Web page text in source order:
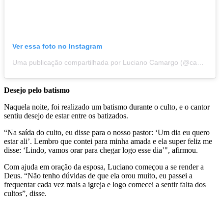
Ver essa foto no Instagram
Desejo pelo batismo
Naquela noite, foi realizado um batismo durante o culto, e o cantor
sentiu desejo de estar entre os batizados.
“Na saída do culto, eu disse para o nosso pastor: ‘Um dia eu quero
estar ali’. Lembro que contei para minha amada e ela super feliz me
disse: ‘Lindo, vamos orar para chegar logo esse dia’", afirmou.
Com ajuda em oração da esposa, Luciano começou a se render a
Deus. “Não tenho dúvidas de que ela orou muito, eu passei a
frequentar cada vez mais a igreja e logo comecei a sentir falta dos
cultos”, disse.